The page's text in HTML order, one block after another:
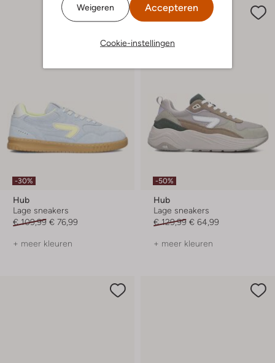
Weigeren Accepteren
Cookie-instellingen
-30%
Hub
Lage sneakers
€ 109,99 € 76,99
+ meer kleuren
-50%
Hub
Lage sneakers
€ 129,99 € 64,99
+ meer kleuren